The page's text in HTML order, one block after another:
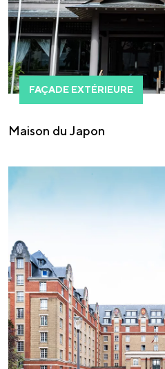
FAÇADE EXTÉRIEURE
Maison du Japon